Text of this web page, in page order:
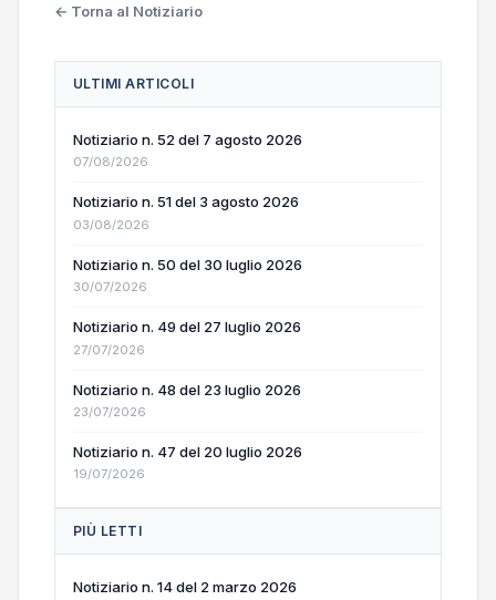
← Torna al Notiziario
ULTIMI ARTICOLI
Notiziario n. 52 del 7 agosto 2026
07/08/2026
Notiziario n. 51 del 3 agosto 2026
03/08/2026
Notiziario n. 50 del 30 luglio 2026
30/07/2026
Notiziario n. 49 del 27 luglio 2026
27/07/2026
Notiziario n. 48 del 23 luglio 2026
23/07/2026
Notiziario n. 47 del 20 luglio 2026
19/07/2026
PIÙ LETTI
Notiziario n. 14 del 2 marzo 2026